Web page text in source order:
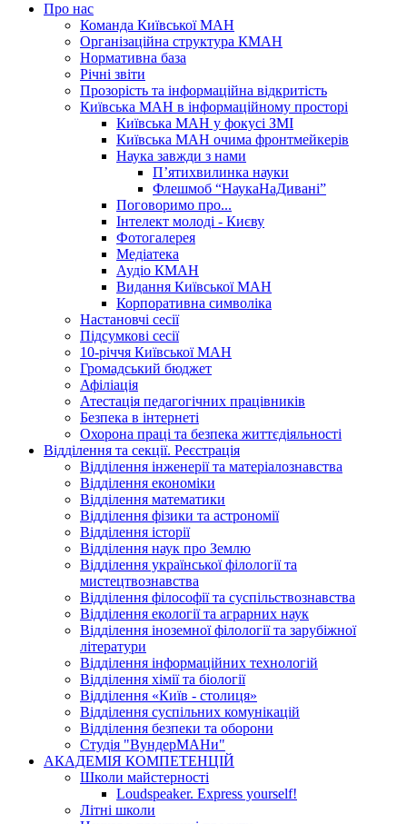
Про нас
Команда Київської МАН
Організаційна структура КМАН
Нормативна база
Річні звіти
Прозорість та інформаційна відкритість
Київська МАН в інформаційному просторі
Київська МАН у фокусі ЗМІ
Київська МАН очима фронтмейкерів
Наука завжди з нами
П’ятихвилинка науки
Флешмоб “НаукаНаДивані”
Поговоримо про...
Інтелект молоді - Києву
Фотогалерея
Медіатека
Аудіо КМАН
Видання Київської МАН
Корпоративна символіка
Настановчі сесії
Підсумкові сесії
10-річчя Київської МАН
Громадський бюджет
Афіліація
Атестація педагогічних працівників
Безпека в інтернеті
Охорона праці та безпека життєдіяльності
Відділення та секції. Реєстрація
Відділення інженерії та матеріалознавства
Відділення економіки
Відділення математики
Відділення фізики та астрономії
Відділення історії
Відділення наук про Землю
Відділення української філології та
мистецтвознавства
Відділення філософії та суспільствознавства
Відділення екології та аграрних наук
Відділення іноземної філології та зарубіжної
літератури
Відділення інформаційних технологій
Відділення хімії та біології
Відділення «Київ - столиця»
Відділення суспільних комунікацій
Відділення безпеки та оборони
Студія "ВундерМАНи"
АКАДЕМІЯ КОМПЕТЕНЦІЙ
Школи майстерності
Loudspeaker. Express yourself!
Літні школи